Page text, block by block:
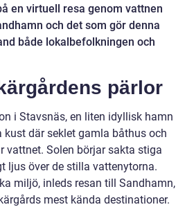
en virtuell resa genom vattnen
och det som gör denna
både lokalbefolkningen och
pärlor
i Stavsnäs, en liten idyllisk hamn
kust där seklet gamla båthus och
vattnet. Solen börjar sakta stiga
ljus över de stilla vattenytorna.
miljö, inleds resan till Sandhamn,
mest kända destinationer.